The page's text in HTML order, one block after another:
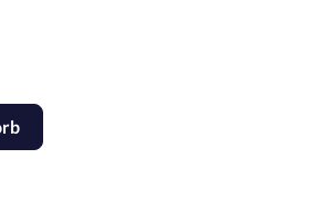
ein oder benutze die Schaltflächen